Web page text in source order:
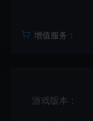
增值服务：
游戏版本：